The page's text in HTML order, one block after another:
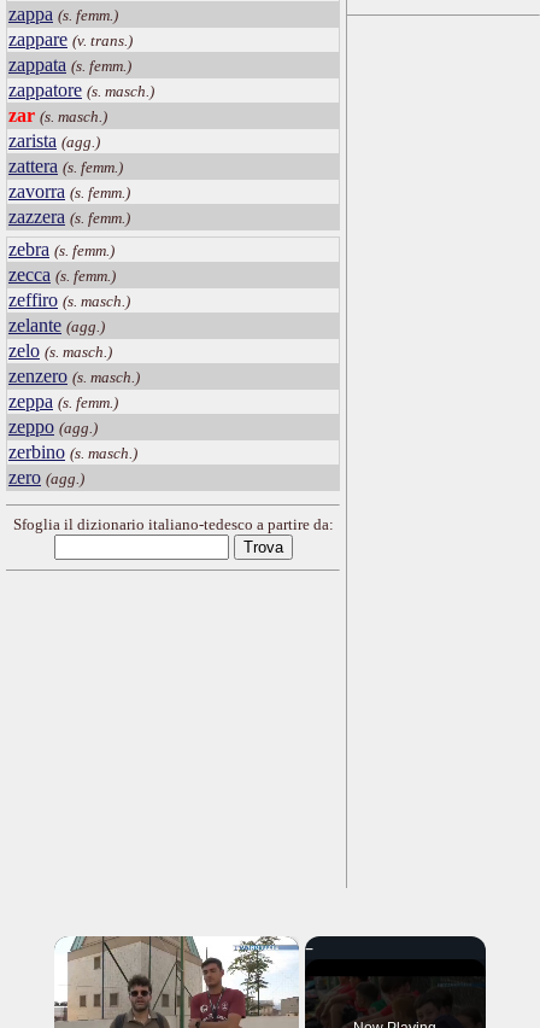
zappa (s. femm.)
zappare (v. trans.)
zappata (s. femm.)
zappatore (s. masch.)
zar (s. masch.)
zarista (agg.)
zattera (s. femm.)
zavorra (s. femm.)
zazzera (s. femm.)
zebra (s. femm.)
zecca (s. femm.)
zeffiro (s. masch.)
zelante (agg.)
zelo (s. masch.)
zenzero (s. masch.)
zeppa (s. femm.)
zeppo (agg.)
zerbino (s. masch.)
zero (agg.)
Sfoglia il dizionario italiano-tedesco a partire da:
×